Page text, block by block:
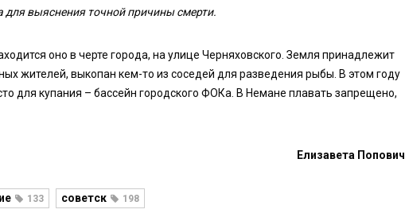
для выяснения точной причины смерти.
оно в черте города, на улице Черняховского. Земля принадлежит
жителей, выкопан кем-то из соседей для разведения рыбы. В этом году
для купания – бассейн городского ФОКа. В Немане плавать запрещено,
Елизавета Попович
133 советск 198